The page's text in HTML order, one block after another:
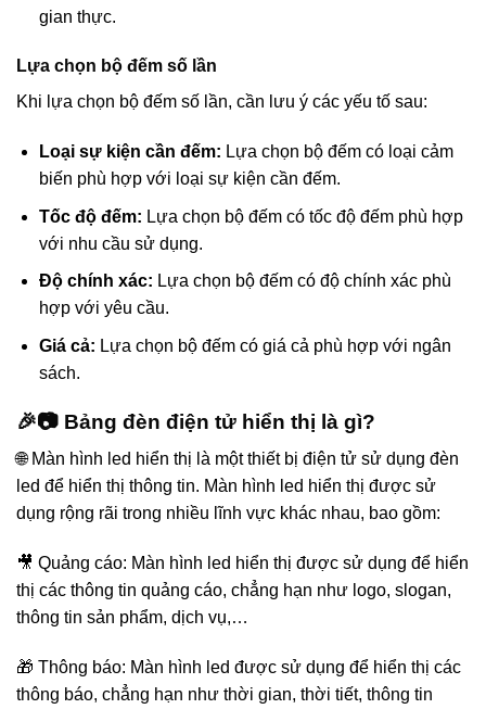
gian thực.
Lựa chọn bộ đếm số lần
Khi lựa chọn bộ đếm số lần, cần lưu ý các yếu tố sau:
Loại sự kiện cần đếm: Lựa chọn bộ đếm có loại cảm
biến phù hợp với loại sự kiện cần đếm.
Tốc độ đếm: Lựa chọn bộ đếm có tốc độ đếm phù hợp
với nhu cầu sử dụng.
Độ chính xác: Lựa chọn bộ đếm có độ chính xác phù
hợp với yêu cầu.
Giá cả: Lựa chọn bộ đếm có giá cả phù hợp với ngân
sách.
🎉📷 Bảng đèn điện tử hiển thị là gì?
🌐 Màn hình led hiển thị là một thiết bị điện tử sử dụng đèn
led để hiển thị thông tin. Màn hình led hiển thị được sử
dụng rộng rãi trong nhiều lĩnh vực khác nhau, bao gồm:
🎥 Quảng cáo: Màn hình led hiển thị được sử dụng để hiển
thị các thông tin quảng cáo, chẳng hạn như logo, slogan,
thông tin sản phẩm, dịch vụ,…
🎁 Thông báo: Màn hình led được sử dụng để hiển thị các
thông báo, chẳng hạn như thời gian, thời tiết, thông tin